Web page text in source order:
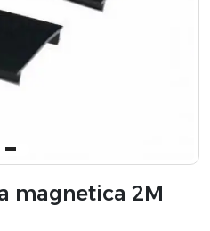
magnetica 2M